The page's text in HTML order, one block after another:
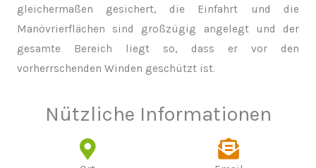
gleichermaßen gesichert, die Einfahrt und die
Manövrierflächen sind großzügig angelegt und der
gesamte Bereich liegt so, dass er vor den
vorherrschenden Winden geschützt ist.
Nützliche Informationen